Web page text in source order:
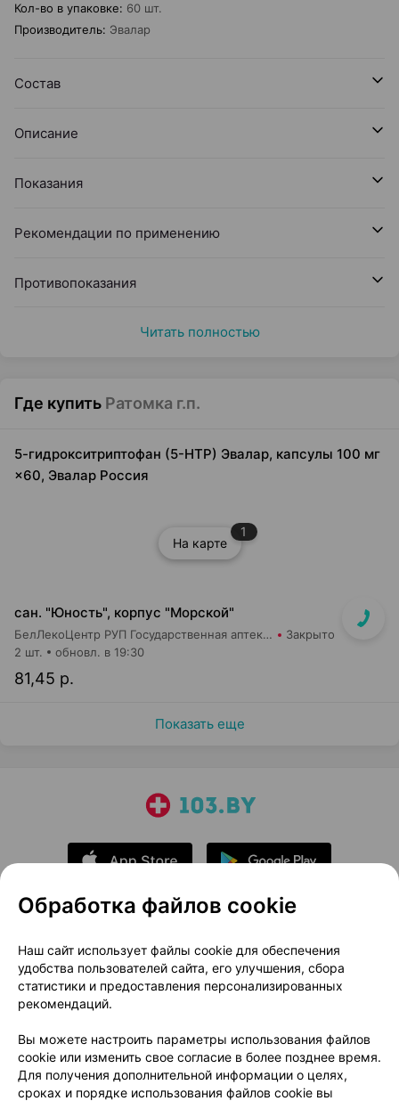
Кол-во в упаковке: 60 шт.
Производитель: Эвалар
Состав
Описание
Показания
Рекомендации по применению
Противопоказания
Читать полностью
Где купить Ратомка г.п.
5-гидрокситриптофан (5-HTP) Эвалар, капсулы 100 мг
×60, Эвалар Россия
На карте
1
сан. "Юность", корпус "Морской"
БелЛекоЦентр РУП Государственная аптека №7 Закрыто
81,45 р.
2 шт. обновл. в 19:30
Показать еще
О проекте
Новости проекта
Размещение рекламы
Медицинский маркетинг
Публичный договор
Доставка
Способы оплаты
Вакансии
Партнеры
Написать руководителю 103.by
Написать в поддержку
Обработка файлов cookie
Наш сайт использует файлы cookie для обеспечения
удобства пользователей сайта, его улучшения, сбора
статистики и предоставления персонализированных
рекомендаций.
Вы можете настроить параметры использования файлов
cookie или изменить свое согласие в более позднее время.
Для получения дополнительной информации о целях,
сроках и порядке использования файлов cookie вы